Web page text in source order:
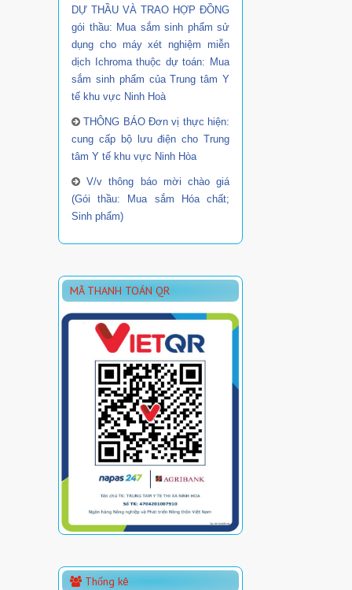
DỰ THẦU VÀ TRAO HỢP ĐỒNG
gói thầu: Mua sắm sinh phẩm sử
dụng cho máy xét nghiệm miễn
dịch Ichroma thuộc dự toán: Mua
sắm sinh phẩm của Trung tâm Y
tế khu vực Ninh Hoà
THÔNG BÁO Đơn vị thực hiện:
cung cấp bộ lưu điện cho Trung
tâm Y tế khu vực Ninh Hòa
V/v thông báo mời chào giá
(Gói thầu: Mua sắm Hóa chất;
Sinh phẩm)
MÃ THANH TOÁN QR
Thống kê